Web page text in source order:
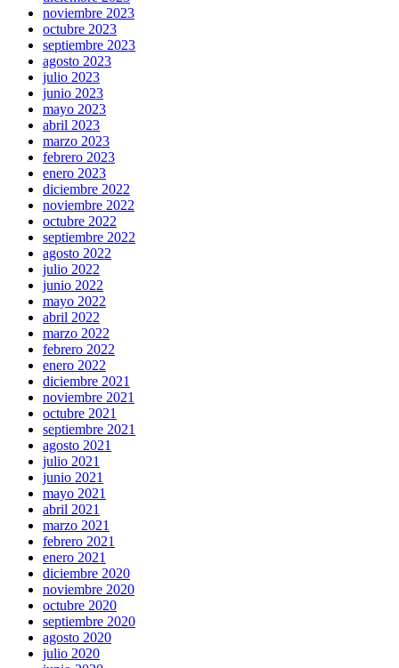
noviembre 2023
octubre 2023
septiembre 2023
agosto 2023
julio 2023
junio 2023
mayo 2023
abril 2023
marzo 2023
febrero 2023
enero 2023
diciembre 2022
noviembre 2022
octubre 2022
septiembre 2022
agosto 2022
julio 2022
junio 2022
mayo 2022
abril 2022
marzo 2022
febrero 2022
enero 2022
diciembre 2021
noviembre 2021
octubre 2021
septiembre 2021
agosto 2021
julio 2021
junio 2021
mayo 2021
abril 2021
marzo 2021
febrero 2021
enero 2021
diciembre 2020
noviembre 2020
octubre 2020
septiembre 2020
agosto 2020
julio 2020